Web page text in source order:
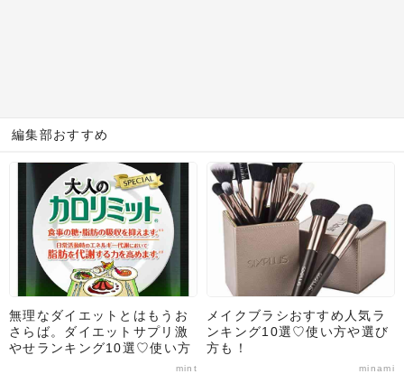
編集部おすすめ
無理なダイエットとはもうお
さらば。ダイエットサプリ激
やせランキング10選♡使い方
や選び方のポイントも解説！
mint
メイクブラシおすすめ人気ラ
ンキング10選♡使い方や選び
方も！
minami